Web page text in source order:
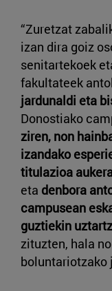
“Zuretzat
izan dira goiz
senitartekoek
fakultateek
jardunaldi eta
Donostiako
ziren, non
izandako
titulazioa
eta denbora
campusean
guztiekin
zituzten, hala
boluntariotzako